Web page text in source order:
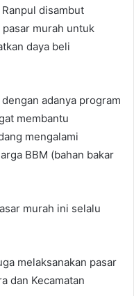
disambut
murah untuk
daya beli
adanya program
membantu
mengalami
BBM (bahan bakar
murah ini selalu
melaksanakan pasar
dan Kecamatan